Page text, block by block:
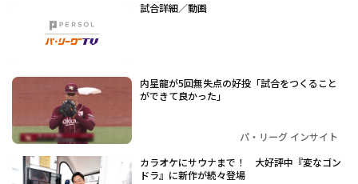
試合詳細／動画
内星龍が5回無失点の好投「試合をつくること
ができて良かった」
パ・リーグ インサイト
カラオケにサウナまで！ 大好評中『変なゴン
ドラ』に新作が続々登場